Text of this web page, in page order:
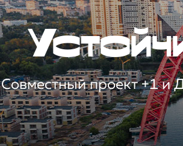
Совместный проект +1 и